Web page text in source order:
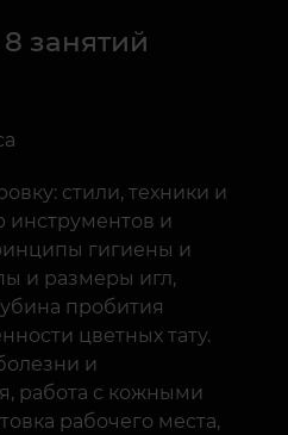
занятий
стили, техники и
инструментов и
гигиены и
и размеры игл,
пробития
цветных тату.
и
работа с кожными
рабочего места,